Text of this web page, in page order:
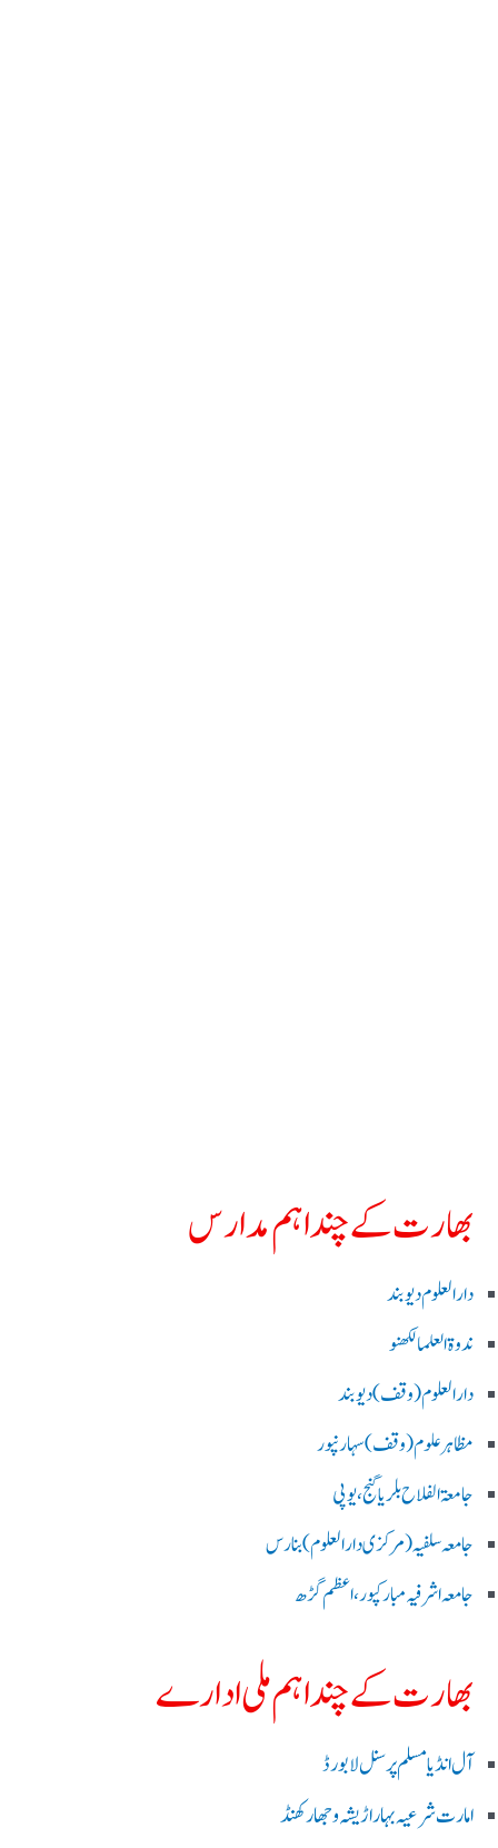
بھارت کے چند اہم مدارس
دارالعلوم دیوبند
ندوۃالعلما لکھنو
دارالعلوم (وقف)دیوبند
مظاہرعلوم (وقف)سہارنپور
جامعۃ الفلاح بلریاگنج،یوپی
جامعہ سلفیہ(مرکزی دارالعلوم )بنارس
جامعہ اشرفیہ مبارکپور،اعظم گڑھ
بھارت کے چند اہم ملی ادارے
آل انڈیا مسلم پرسنل لا بورڈ
امارت شرعیہ بہار اڑیشہ و جھارکھنڈ